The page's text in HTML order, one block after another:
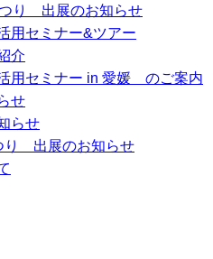
り 出展のお知らせ
用セミナー&ツアー
介
用セミナー in 愛媛 のご案内
せ
らせ
り 出展のお知らせ